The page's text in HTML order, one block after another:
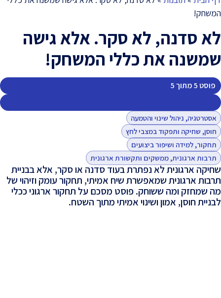
המשחק!
לא סדנה, לא סקר. אלא גישה
שמשנה את כללי המשחק!
פוסט 5 מתוך 5
אסטרטגיה, ניהול שינוי והטמעה
חוסן, שחיקה ותפקוד במצבי לחץ
תחקור, למידה ושיפור ביצועים
תרבות ארגונית, ממשקים ותקשורת ארגונית
שחיקה ארגונית לא נפתרת בעוד סדנה או סקר, אלא בבניית
תרבות ארגונית שמאפשרת שיח אמיתי, תחקור עומק וזיהוי של
מה שמחזק ומה ששוחק. פוסט מסכם על תחקור ארגוני ככלי
לבניית חוסן, אמון ושינוי אמיתי מתוך השטח.